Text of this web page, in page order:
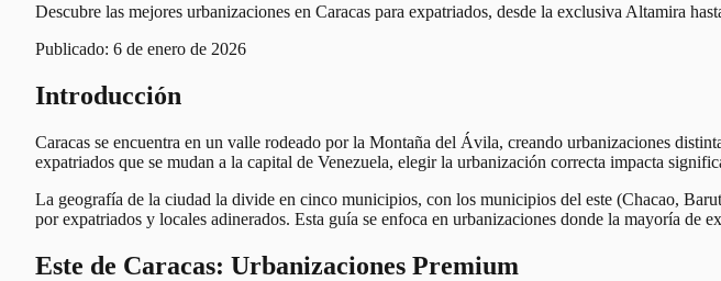
Descubre las mejores urbanizaciones en Caracas para expatriados, desde la exclusiva Altamira
Publicado: 6 de enero de 2026
Introducción
Caracas se encuentra en un valle rodeado por la Montaña del Ávila, creando urbanizaciones
expatriados que se mudan a la capital de Venezuela, elegir la urbanización correcta impacta
La geografía de la ciudad la divide en cinco municipios, con los municipios del este (Chacao,
por expatriados y locales adinerados. Esta guía se enfoca en urbanizaciones donde la mayoría
Este de Caracas: Urbanizaciones Premium